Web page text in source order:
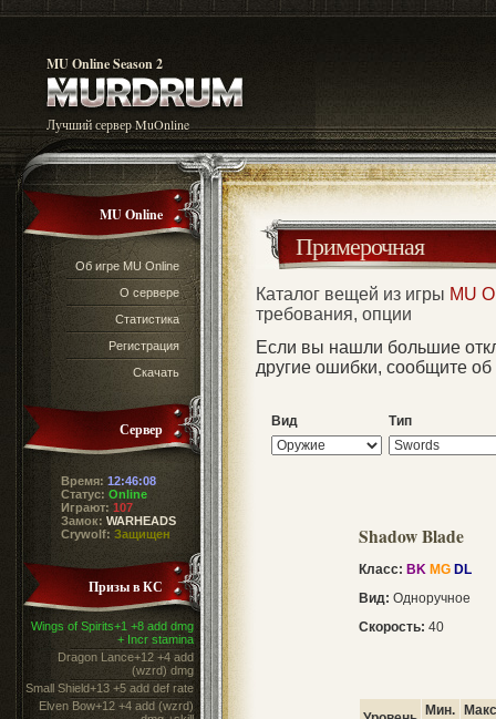
MU Online Season 2
Лучший сервер MuOnline
MU Online
Об игре MU Online
О сервере
Статистика
Регистрация
Скачать
Сервер
Время: 12:46:08
Статус: Online
Играют: 107
Замок: WARHEADS
Crywolf: Защищен
Призы в КС
Wings of Spirits+1 +8 add dmg
+ Incr stamina
Dragon Lance+12 +4 add
(wzrd) dmg
Small Shield+13 +5 add def rate
Elven Bow+12 +4 add (wzrd)
Примерочная
Каталог вещей из игры MU
требования, опции
Если вы нашли большие
другие ошибки, сообщите
Вид Тип
Shadow Blade
Класс: BK MG DL
Вид: Одноручное
Скорость: 40
Мин.